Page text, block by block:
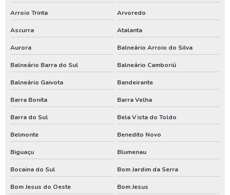
Projeto de outorga de água
Renovação de outorga de poço
Renovação de outorga de poço artesiano
Requerimento de outorga de direito de uso das águas
Serviço de limpeza de poço artesiano
Serviço de perfuração de poços artesianos
Teste de vazão poço
Teste de vazão poço artesiano
Tratamento de água de poço artesiano
Arroio Trinta Arvoredo
Ascurra Atalanta
Aurora Balneário Arroio do Silva
Balneário Barra do Sul Balneário Camboriú
Balneário Gaivota Bandeirante
Barra Bonita Barra Velha
Barra do Sul Bela Vista do Toldo
Belmonte Benedito Novo
Biguaçu Blumenau
Bocaina do Sul Bom Jardim da Serra
Bom Jesus do Oeste Bom Jesus